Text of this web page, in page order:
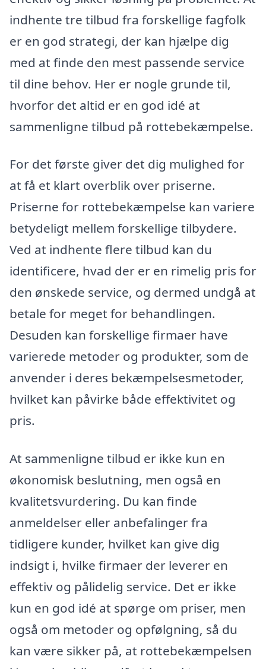
indhente tre tilbud fra forskellige fagfolk
er en god strategi, der kan hjælpe dig
med at finde den mest passende service
til dine behov. Her er nogle grunde til,
hvorfor det altid er en god idé at
sammenligne tilbud på rottebekæmpelse.
For det første giver det dig mulighed for
at få et klart overblik over priserne.
Priserne for rottebekæmpelse kan variere
betydeligt mellem forskellige tilbydere.
Ved at indhente flere tilbud kan du
identificere, hvad der er en rimelig pris for
den ønskede service, og dermed undgå at
betale for meget for behandlingen.
Desuden kan forskellige firmaer have
varierede metoder og produkter, som de
anvender i deres bekæmpelsesmetoder,
hvilket kan påvirke både effektivitet og
pris.
At sammenligne tilbud er ikke kun en
økonomisk beslutning, men også en
kvalitetsvurdering. Du kan finde
anmeldelser eller anbefalinger fra
tidligere kunder, hvilket kan give dig
indsigt i, hvilke firmaer der leverer en
effektiv og pålidelig service. Det er ikke
kun en god idé at spørge om priser, men
også om metoder og opfølgning, så du
kan være sikker på, at rottebekæmpelsen